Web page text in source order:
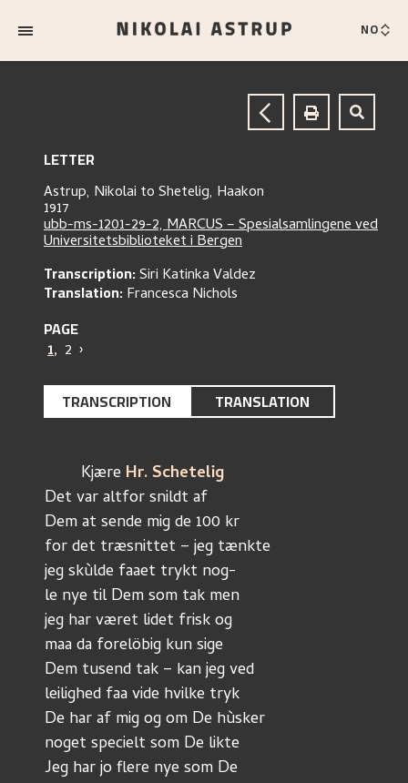
NO
LETTER
Astrup, Nikolai toShetelig, Haakon
1917
ubb-ms-1201-29-2, MARCUS – Spesialsamlingene ved
Universitetsbiblioteket i Bergen
Transcription:Siri Katinka Valdez
Translation:Francesca Nichols
PAGE
1, 2 ›
TRANSCRIPTION TRANSLATION
	Kjære
Hr. Schetelig
Det var altfor snildt af
Dem at sende mig de 100 kr
for det træsnittet – jeg tænkte
jeg skùlde faaet trykt nog-
le nye til Dem som tak men
jeg har været lidet frisk og
maa da forelöbig kun sige
Dem tusend tak – kan jeg ved
leilighed faa vide hvilke tryk
De har af mig og om De hùsker
noget specielt som De likte
Jeg har jo flere nye som De